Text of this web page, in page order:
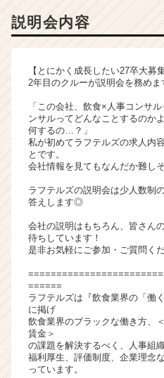
ウ
ト
が
届
就
活
サ
ト
チ
ャ
（C
e
e
C
a
説明会内容
【とにかく成長したい27卒大募集
2年目のクルーが説明会を務めま
「この会社、飲食×人事コンサ
ンサルってどんなことするのか
何するの…？」
私が初めてラフテルズの求人内
とです。
会社情報を見てもなんだか難し
ラフテルズの説明会は少人数制
答えします◎
会社の説明はもちろん、皆さん
待ちしています！
是非お気軽にご参加・ご質問く
======
ラフテルズは『飲食業界の「働
に掲げ
飲食業界のブラックな働き方、
賃金＞
の課題を解決するべく、人事組
福利厚生、評価制度、企業理念
っています。